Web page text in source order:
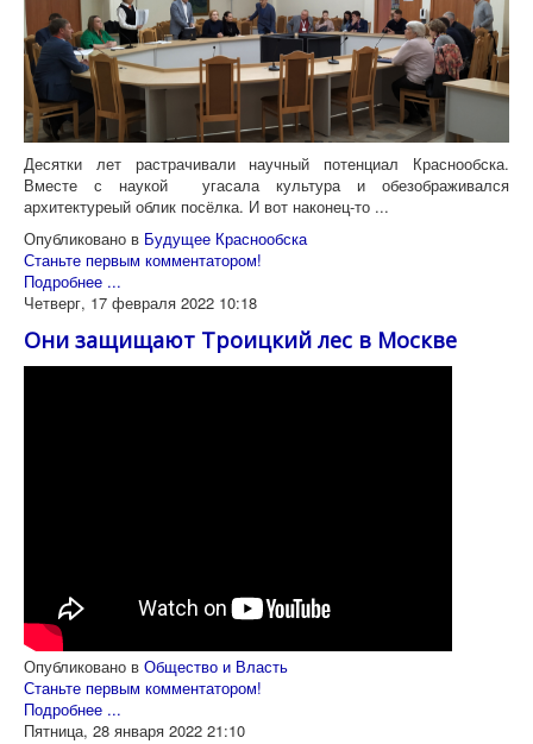
Десятки лет растрачивали научный потенциал Краснообска.
Вместе с наукой угасала культура и обезображивался
архитектуреый облик посёлка. И вот наконец-то ...
Опубликовано в Будущее Краснообска
Станьте первым комментатором!
Подробнее ...
Четверг, 17 февраля 2022 10:18
Они защищают Троицкий лес в Москве
Опубликовано в Общество и Власть
Станьте первым комментатором!
Подробнее ...
Пятница, 28 января 2022 21:10